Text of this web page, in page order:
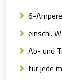
6-
einschl.
Ab- und
für jede